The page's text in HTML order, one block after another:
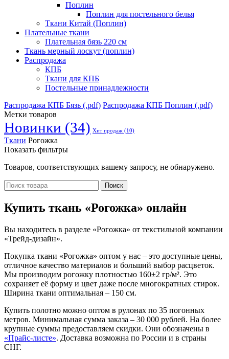
Поплин
Поплин для постельного белья
Ткани Китай (Поплин)
Плательные ткани
Плательная бязь 220 см
Ткань мерный лоскут (поплин)
Распродажа
КПБ
Ткани для КПБ
Постельные принадлежности
Распродажа КПБ Бязь (.pdf) Распродажа КПБ Поплин (.pdf)
Метки товаров
Новинки (34) Хит продаж (10)
Ткани Рогожка
Показать фильтры
Товаров, соответствующих вашему запросу, не обнаружено.
Поиск
Купить ткань «Рогожка» онлайн
Вы находитесь в разделе «Рогожка» от текстильной компании
«Трейд-дизайн».
Покупка ткани «Рогожка» оптом у нас – это доступные цены,
отличное качество материалов и больший выбор расцветок.
Мы производим рогожку плотностью 160±2 гр/м². Это
сохраняет её форму и цвет даже после многократных стирок.
Ширина ткани оптимальная – 150 см.
Купить полотно можно оптом в рулонах по 35 погонных
метров. Минимальная сумма заказа – 30 000 рублей. На более
крупные суммы предоставляем скидки. Они обозначены в
«Прайс-листе». Доставка возможна по России и в страны
СНГ.